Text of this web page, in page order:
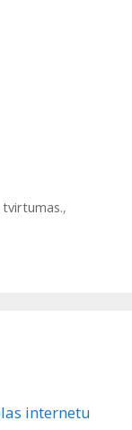
,
internetu